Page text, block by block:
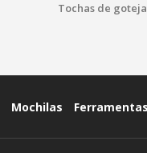
Tochas de
Mochilas Ferramentas